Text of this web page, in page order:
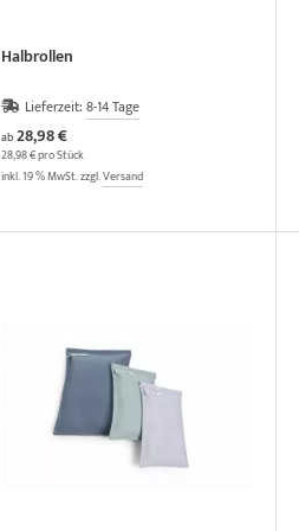
Halbrollen
Lieferzeit: 8-14 Tage
ab28,98 €
28,98 € pro Stück
inkl. 19 % MwSt. zzgl.Versand